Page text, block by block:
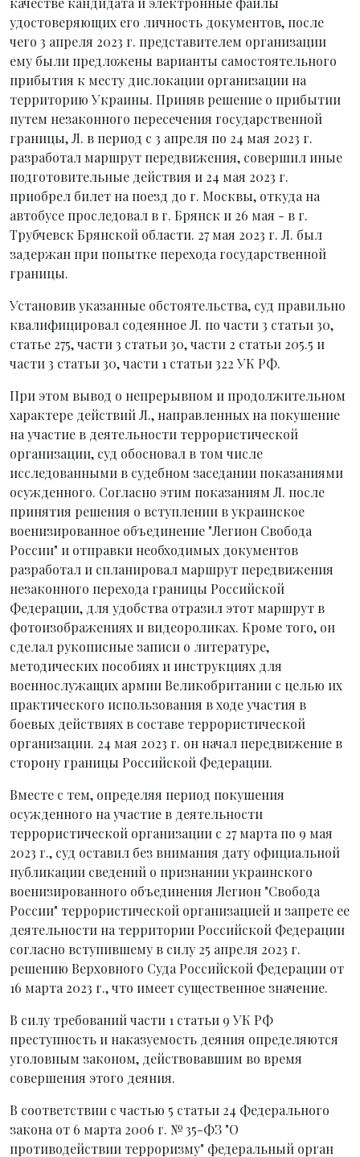
удостоверяющих его личность документов, после
чего 3 апреля 2023 г. представителем организации
ему были предложены варианты самостоятельного
прибытия к месту дислокации организации на
территорию Украины. Приняв решение о прибытии
путем незаконного пересечения государственной
границы, Л. в период с 3 апреля по 24 мая 2023 г.
разработал маршрут передвижения, совершил иные
подготовительные действия и 24 мая 2023 г.
приобрел билет на поезд до г. Москвы, откуда на
автобусе проследовал в г. Брянск и 26 мая - в г.
Трубчевск Брянской области. 27 мая 2023 г. Л. был
задержан при попытке перехода государственной
границы.
Установив указанные обстоятельства, суд правильно
квалифицировал содеянное Л. по части 3 статьи 30,
статье 275, части 3 статьи 30, части 2 статьи 205.5 и
части 3 статьи 30, части 1 статьи 322 УК РФ.
При этом вывод о непрерывном и продолжительном
характере действий Л., направленных на покушение
на участие в деятельности террористической
организации, суд обосновал в том числе
исследованными в судебном заседании показаниями
осужденного. Согласно этим показаниям Л. после
принятия решения о вступлении в украинское
военизированное объединение "Легион Свобода
России" и отправки необходимых документов
разработал и спланировал маршрут передвижения
незаконного перехода границы Российской
Федерации, для удобства отразил этот маршрут в
фотоизображениях и видеороликах. Кроме того, он
сделал рукописные записи о литературе,
методических пособиях и инструкциях для
военнослужащих армии Великобритании с целью их
практического использования в ходе участия в
боевых действиях в составе террористической
организации. 24 мая 2023 г. он начал передвижение в
сторону границы Российской Федерации.
Вместе с тем, определяя период покушения
осужденного на участие в деятельности
террористической организации с 27 марта по 9 мая
2023 г., суд оставил без внимания дату официальной
публикации сведений о признании украинского
военизированного объединения Легион "Свобода
России" террористической организацией и запрете ее
деятельности на территории Российской Федерации
согласно вступившему в силу 25 апреля 2023 г.
решению Верховного Суда Российской Федерации от
16 марта 2023 г., что имеет существенное значение.
В силу требований части 1 статьи 9 УК РФ
преступность и наказуемость деяния определяются
уголовным законом, действовавшим во время
совершения этого деяния.
В соответствии с частью 5 статьи 24 Федерального
закона от 6 марта 2006 г. № 35-ФЗ "О
противодействии терроризму" федеральный орган